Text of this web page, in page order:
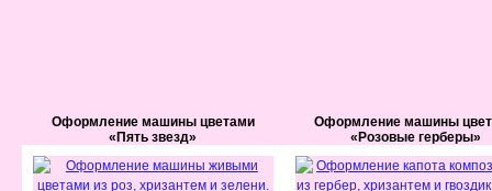
Оформление машины цветами
«Пять звезд»
Оформление машины
«Розовые герберы»